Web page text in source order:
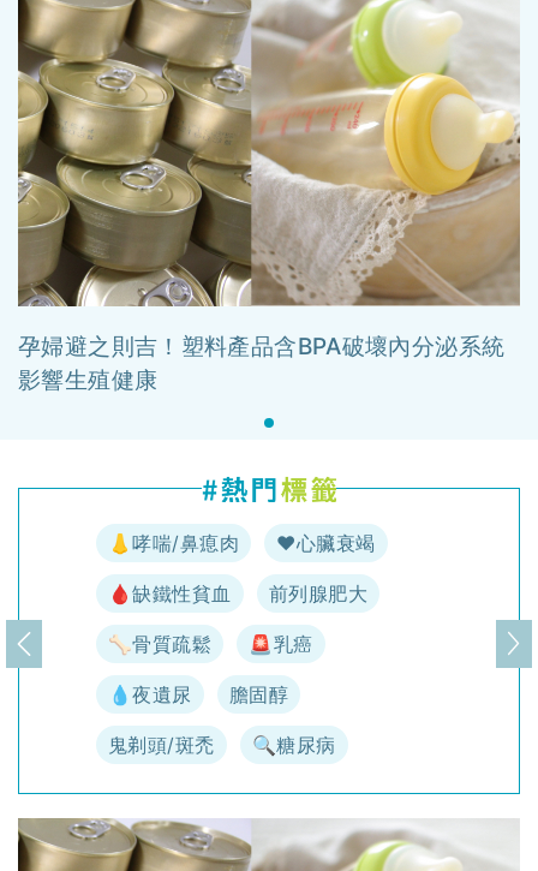
孕婦避之則吉！塑料產品含BPA破壞內分泌系統
影響生殖健康
👃哮喘/鼻瘜肉 ♥️心臟衰竭
🩸缺鐵性貧血 前列腺肥大
🦴骨質疏鬆 🚨乳癌
💧夜遺尿 膽固醇
鬼剃頭/斑禿 🔍糖尿病
上一頁 下